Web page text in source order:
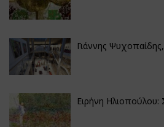
Γιάννης
Ειρήνη Ηλιοπούλου: